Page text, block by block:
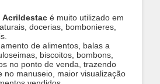
Acrildestac é muito utilizado em
docerias, bombonieres,
de alimentos, balas a
biscoitos, bombons,
no ponto de venda, trazendo
no manuseio, maior visualização